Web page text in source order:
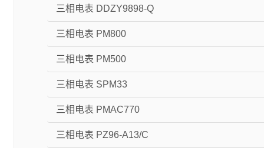
三相电表 DDZY9898-Q
三相电表 PM800
三相电表 PM500
三相电表 SPM33
三相电表 PMAC770
三相电表 PZ96-A13/C